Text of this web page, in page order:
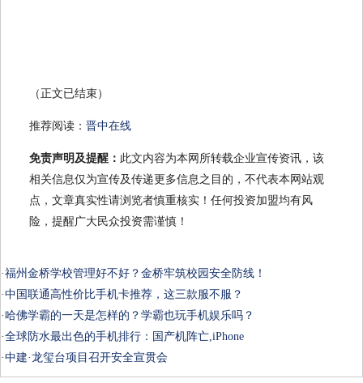
（正文已结束）
推荐阅读： 晋中在线
免责声明及提醒： 此文内容为本网所转载企业宣传资讯，该
相关信息仅为宣传及传递更多信息之目的，不代表本网站观
点，文章真实性请浏览者慎重核实！任何投资加盟均有风
险，提醒广大民众投资需谨慎！
·福州金桥学校管理好不好？金桥牢筑校园安全防线！
·中国联通高性价比手机卡推荐，这三款服不服？
·哈佛学霸的一天是怎样的？学霸也玩手机娱乐吗？
·全球防水最出色的手机排行：国产机阵亡,iPhone
·中建·龙玺台项目召开安全宣贯会